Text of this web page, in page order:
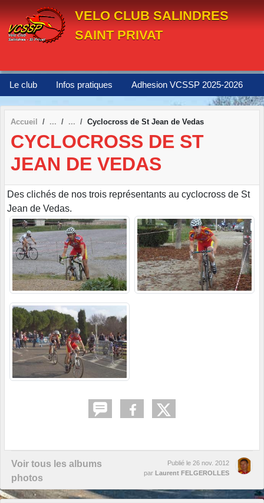
VELO CLUB SALINDRES
SAINT PRIVAT
Le club Infos pratiques Adhesion VCSSP 2025-2026
Accueil Cyclocross de St Jean de Vedas
CYCLOCROSS DE ST
JEAN DE VEDAS
Des clichés de nos trois représentants au cyclocross de St
Jean de Vedas.
Voir tous les albums
photos
Publié le 26 nov. 2012
par
Laurent FELGEROLLES
Panneau de gestion des cookies